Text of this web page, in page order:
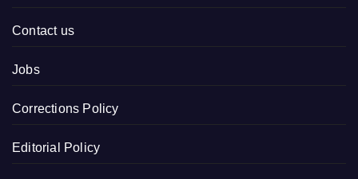
Contact us
Jobs
Corrections Policy
Editorial Policy